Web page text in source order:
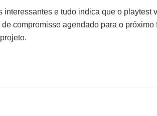
e tudo indica que o playtest
compromisso agendado para o próximo